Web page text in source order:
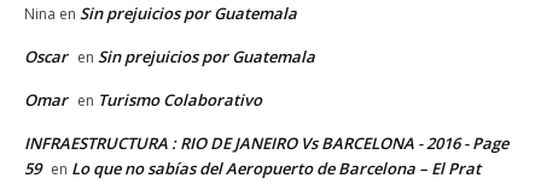
Nina en Sin prejuicios por Guatemala
Oscar en Sin prejuicios por Guatemala
Omar en Turismo Colaborativo
INFRAESTRUCTURA : RIO DE JANEIRO Vs BARCELONA - 2016 - Page
59 en Lo que no sabías del Aeropuerto de Barcelona – El Prat